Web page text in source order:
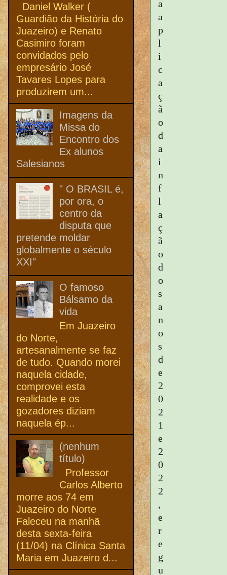
a
a
p
l
i
c
a
ç
ã
o
d
a
i
n
f
l
a
ç
ã
o
d
o
s
a
n
o
s
d
e
2
0
2
1
e
2
0
2
2
,
e
r
e
g
u
Daniel Walker (
Guardião da História do
Juazeiro) e Renato
Casimiro foram
convidados pelo
empresário José
Tavares Lopes para
produzirem um...
Imagens da
Missa do
Encontro dos
Ex alunos
Salesianos
" O BRASIL é,
por ora, o
centro da
disputa que
pretende moldar
globalmente o século
XXI"
O famoso
Bálsamo da
vida
Em Juazeiro
do Norte,
artesanalmente se faz
de tudo. Quando morei
naquela cidade,
comprovei esta
realidade e os
gozadores diziam
naquela ép...
(nenhum
título)
Professor
Carlos Alberto
morre aos 74 em
Juazeiro do Norte
Faleceu na manhã
desta sexta-feira
(11/04) na Clínica Santa
Maria em Juazeiro d...